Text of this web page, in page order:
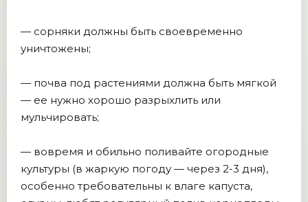
— сорняки должны быть своевременно
уничтожены;
— почва под растениями должна быть мягкой
— ее нужно хорошо разрыхлить или
мульчировать;
— вовремя и обильно поливайте огородные
культуры (в жаркую погоду — через 2-3 дня),
особенно требовательны к влаге капуста,